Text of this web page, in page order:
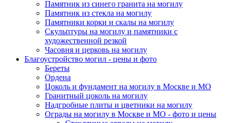
Памятник из синего гранита на могилу
Памятник из стекла на могилу
Памятники корки и скалы на могилу
Скульптуры на могилу и памятники с
художественной резкой
Часовня и церковь на могилу
Благоустройство могил - цены и фото
Береты
Ордена
Цоколь и фундамент на могилу в Москве и МО
Гранитный цоколь на могилу
Надгробные плиты и цветники на могилу
Ограды на могилу в Москве и МО - фото и цены